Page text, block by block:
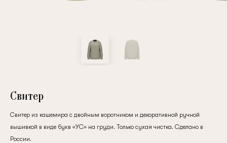
политики конфиденциальности
Зарегистрированный
Свитер
Свитер из кашемира с двойным воротником и декоративной ручной
вышивкой в виде букв «УС» на груди. Только сухая чистка. Сделано в
России.